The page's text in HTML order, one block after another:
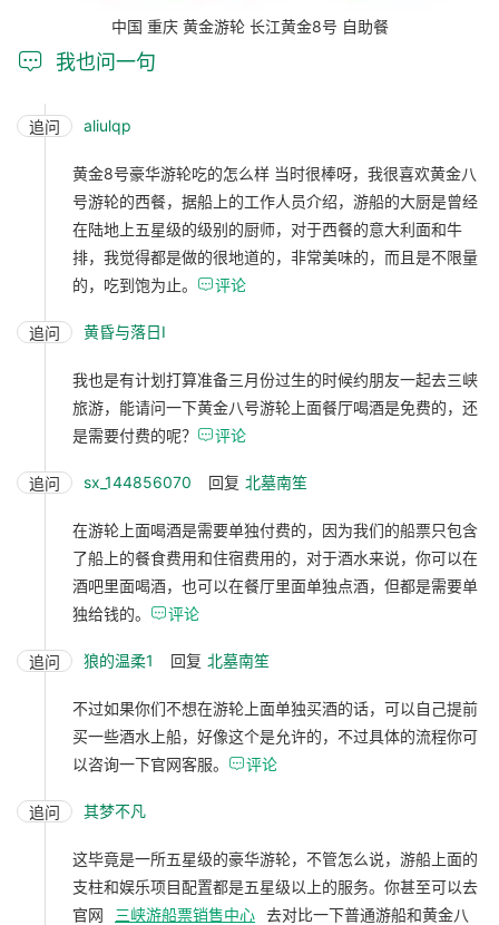
中国 重庆 黄金游轮 长江黄金8号 自助餐
 我也问一句
追问 aliulqp
黄金8号豪华游轮吃的怎么样 当时很棒呀，我很喜欢黄金八
号游轮的西餐，据船上的工作人员介绍，游船的大厨是曾经
在陆地上五星级的级别的厨师，对于西餐的意大利面和牛
排，我觉得都是做的很地道的，非常美味的，而且是不限量
的，吃到饱为止。 评论
追问 黄昏与落日I
我也是有计划打算准备三月份过生的时候约朋友一起去三峡
旅游，能请问一下黄金八号游轮上面餐厅喝酒是免费的，还
是需要付费的呢？ 评论
追问 sx_144856070 回复 北墓南笙
在游轮上面喝酒是需要单独付费的，因为我们的船票只包含
了船上的餐食费用和住宿费用的，对于酒水来说，你可以在
酒吧里面喝酒，也可以在餐厅里面单独点酒，但都是需要单
独给钱的。 评论
追问 狼的温柔1 回复 北墓南笙
不过如果你们不想在游轮上面单独买酒的话，可以自己提前
买一些酒水上船，好像这个是允许的，不过具体的流程你可
以咨询一下官网客服。 评论
追问 其梦不凡
这毕竟是一所五星级的豪华游轮，不管怎么说，游船上面的
支柱和娱乐项目配置都是五星级以上的服务。你甚至可以去
官网
三峡游船票销售中心 去对比一下普通游船和黄金八